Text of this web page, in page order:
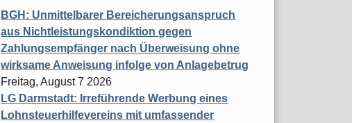
BGH: Unmittelbarer Bereicherungsanspruch
aus Nichtleistungskondiktion gegen
Zahlungsempfänger nach Überweisung ohne
wirksame Anweisung infolge von Anlagebetrug
Freitag, August 7 2026
LG Darmstadt: Irreführende Werbung eines
Lohnsteuerhilfevereins mit umfassender